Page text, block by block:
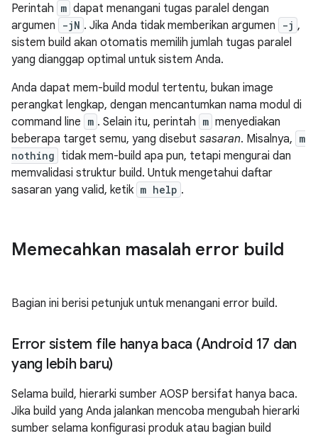
Perintah m dapat menangani tugas paralel dengan
argumen
-jN . Jika Anda tidak memberikan argumen -j ,
sistem build akan otomatis memilih jumlah tugas paralel
yang dianggap optimal untuk sistem Anda.
Anda dapat mem-build modul tertentu, bukan image
perangkat lengkap, dengan mencantumkan nama modul di
command line m . Selain itu, perintah m menyediakan
beberapa target semu, yang disebut sasaran. Misalnya, m
nothing tidak mem-build apa pun, tetapi mengurai dan
memvalidasi struktur build. Untuk mengetahui daftar
sasaran yang valid, ketik m help .
Memecahkan masalah error build
Bagian ini berisi petunjuk untuk menangani error build.
Error sistem file hanya baca (Android 17 dan
yang lebih baru)
Selama build, hierarki sumber AOSP bersifat hanya baca.
Jika build yang Anda jalankan mencoba mengubah hierarki
sumber selama konfigurasi produk atau bagian build